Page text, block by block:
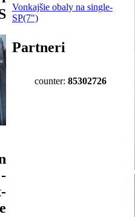
Vonkajšie obaly na single-
SP(7")
Partneri
counter: 85302726